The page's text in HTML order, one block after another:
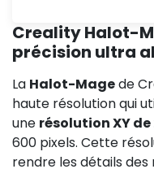
Creality Halot-
précision ultra
La Halot-Magede
haute résolution qui
une résolution XY de
600 pixels. Cette
rendre les détails des